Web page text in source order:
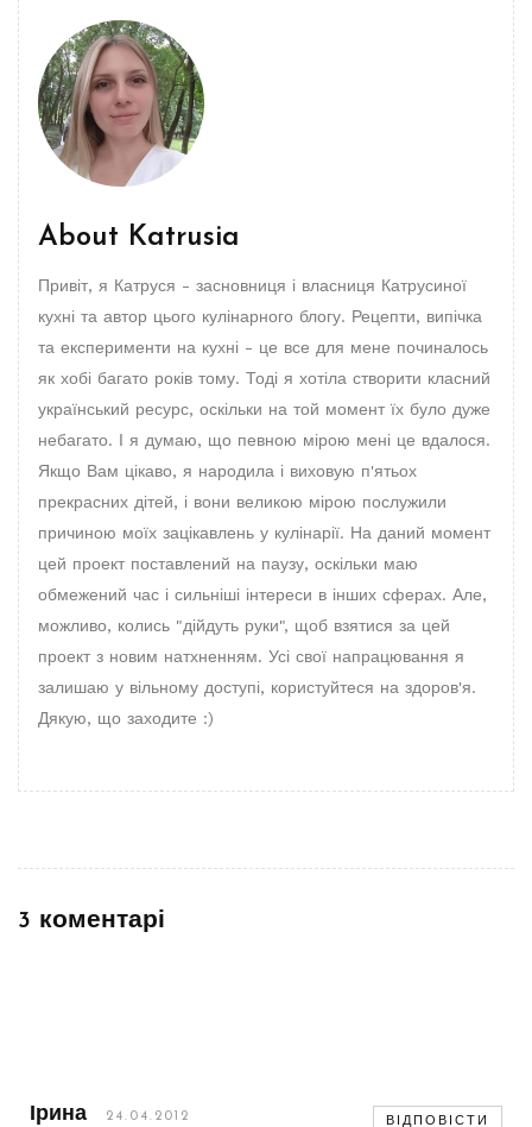
About Katrusia
Привіт, я Катруся - засновниця і власниця Катрусиної
кухні та автор цього кулінарного блогу. Рецепти, випічка
та експерименти на кухні - це все для мене починалось
як хобі багато років тому. Тоді я хотіла створити класний
український ресурс, оскільки на той момент їх було дуже
небагато. І я думаю, що певною мірою мені це вдалося.
Якщо Вам цікаво, я народила і виховую п'ятьох
прекрасних дітей, і вони великою мірою послужили
причиною моїх зацікавлень у кулінарії. На даний момент
цей проект поставлений на паузу, оскільки маю
обмежений час і сильніші інтереси в інших сферах. Але,
можливо, колись "дійдуть руки", щоб взятися за цей
проект з новим натхненням. Усі свої напрацювання я
залишаю у вільному доступі, користуйтеся на здоров'я.
Дякую, що заходите :)
3 коментарі
Ірина 24.04.2012 ВІДПОВІСТИ